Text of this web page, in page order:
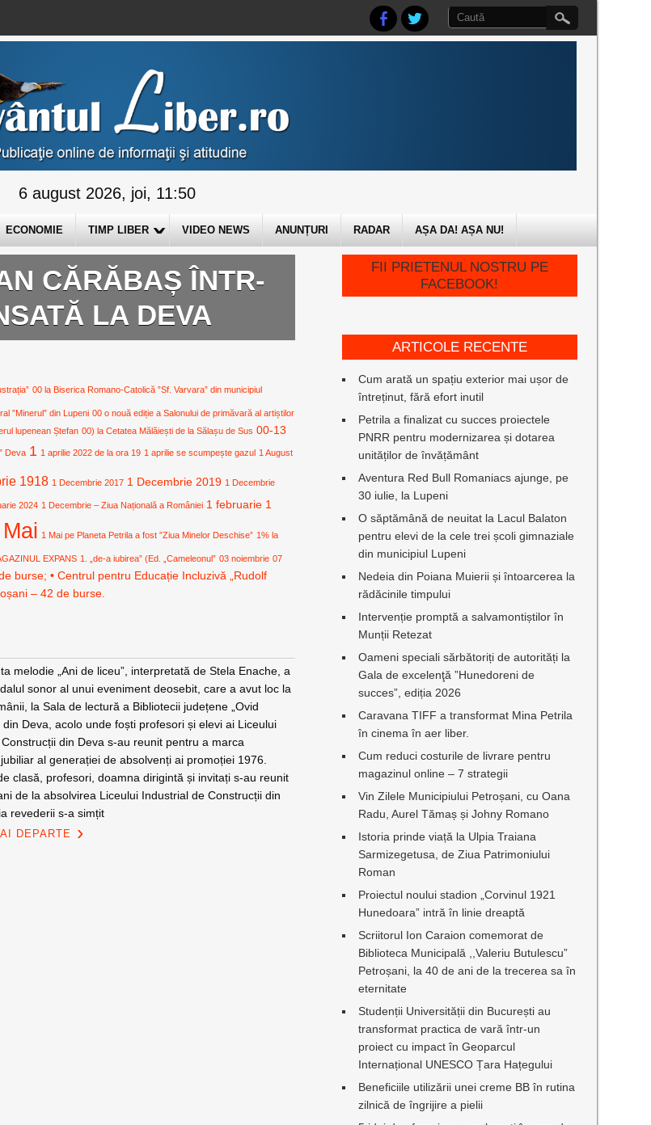
6 august 2026, joi, 11:50
ECONOMIE TIMP LIBER VIDEO NEWS ANUNȚURI RADAR AȘA DA! AȘA NU!
CĂRĂBAȘ ÎNTR-
LA DEVA
00 la Biserica Romano-Catolică ”Sf. Varvara” din municipiul
”Minerul” din Lupeni 00 o nouă ediție a Salonului de primăvară al artiștilor
lupenean Ștefan 00) la Cetatea Mălăiești de la Sălașu de Sus 00-13
Deva 1 1 aprilie 2022 de la ora 19 1 aprilie se scumpește gazul 1 August
1918 1 Decembrie 2017 1 Decembrie 2019 1 Decembrie
2024 1 Decembrie – Ziua Națională a României 1 februarie 1
1 Mai pe Planeta Petrila a fost ”Ziua Minelor Deschise” 1% la
EXPANS 1. „de-a iubirea” (Ed. „Cameleonul” 03 noiembrie 07
burse; • Centrul pentru Educație Incluzivă „Rudolf
– 42 de burse.
melodie „Ani de liceu”, interpretată de Stela Enache, a
sonor al unui eveniment deosebit, care a avut loc la
la Sala de lectură a Bibliotecii județene „Ovid
din Deva, acolo unde foști profesori și elevi ai Liceului
din Deva s-au reunit pentru a marca
al generației de absolvenți ai promoției 1976.
clasă, profesori, doamna dirigintă și invitați s-au reunit
de la absolvirea Liceului Industrial de Construcții din
revederii s-a simțit
DEPARTE
FII PRIETENUL NOSTRU PE
FACEBOOK!
ARTICOLE RECENTE
Cum arată un spațiu exterior mai ușor de
întreținut, fără efort inutil
Petrila a finalizat cu succes proiectele
PNRR pentru modernizarea și dotarea
unităților de învățământ
Aventura Red Bull Romaniacs ajunge, pe
30 iulie, la Lupeni
O săptămână de neuitat la Lacul Balaton
pentru elevi de la cele trei școli gimnaziale
din municipiul Lupeni
Nedeia din Poiana Muierii și întoarcerea la
rădăcinile timpului
Intervenție promptă a salvamontiștilor în
Munții Retezat
Oameni speciali sărbătoriți de autorități la
Gala de excelenţă ”Hunedoreni de
succes”, ediția 2026
Caravana TIFF a transformat Mina Petrila
în cinema în aer liber.
Cum reduci costurile de livrare pentru
magazinul online – 7 strategii
Vin Zilele Municipiului Petroșani, cu Oana
Radu, Aurel Tămaș și Johny Romano
Istoria prinde viață la Ulpia Traiana
Sarmizegetusa, de Ziua Patrimoniului
Roman
Proiectul noului stadion „Corvinul 1921
Hunedoara” intră în linie dreaptă
Scriitorul Ion Caraion comemorat de
Biblioteca Municipală ,,Valeriu Butulescu”
Petroșani, la 40 de ani de la trecerea sa în
eternitate
Studenții Universității din București au
transformat practica de vară într-un
proiect cu impact în Geoparcul
Internațional UNESCO Țara Hațegului
Beneficiile utilizării unei creme BB în rutina
zilnică de îngrijire a pielii